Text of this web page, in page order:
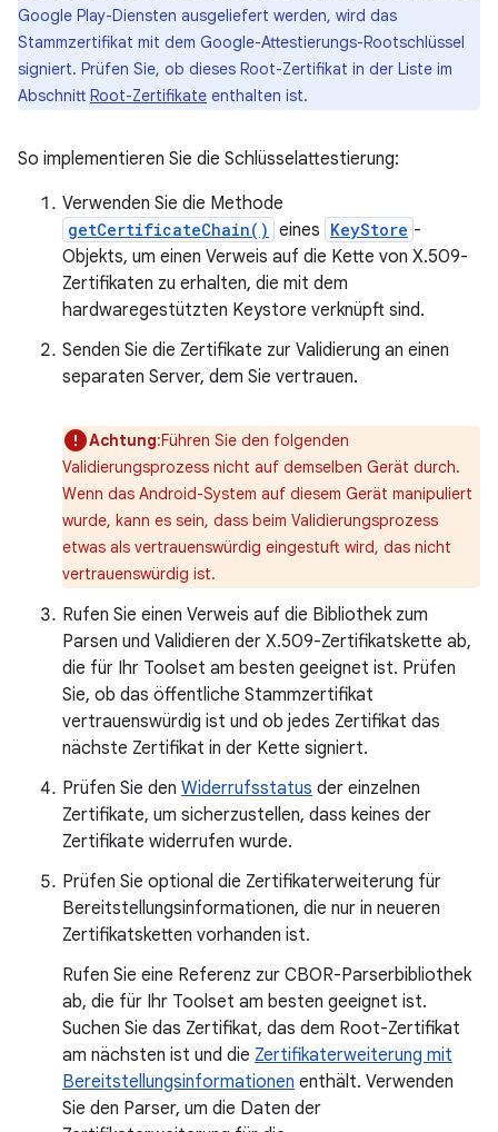
Google Play-Diensten ausgeliefert werden, wird das
Stammzertifikat mit dem Google-Attestierungs-Rootschlüssel
signiert. Prüfen Sie, ob dieses Root-Zertifikat in der Liste im
Abschnitt Root-Zertifikate enthalten ist.
So implementieren Sie die Schlüsselattestierung:
Verwenden Sie die Methode
getCertificateChain() eines KeyStore -
Objekts, um einen Verweis auf die Kette von X.509-
Zertifikaten zu erhalten, die mit dem
hardwaregestützten Keystore verknüpft sind.
Senden Sie die Zertifikate zur Validierung an einen
separaten Server, dem Sie vertrauen.
Achtung:Führen Sie den folgenden
Validierungsprozess nicht auf demselben Gerät durch.
Wenn das Android-System auf diesem Gerät manipuliert
wurde, kann es sein, dass beim Validierungsprozess
etwas als vertrauenswürdig eingestuft wird, das nicht
vertrauenswürdig ist.
Rufen Sie einen Verweis auf die Bibliothek zum
Parsen und Validieren der X.509-Zertifikatskette ab,
die für Ihr Toolset am besten geeignet ist. Prüfen
Sie, ob das öffentliche Stammzertifikat
vertrauenswürdig ist und ob jedes Zertifikat das
nächste Zertifikat in der Kette signiert.
Prüfen Sie den Widerrufsstatus der einzelnen
Zertifikate, um sicherzustellen, dass keines der
Zertifikate widerrufen wurde.
Prüfen Sie optional die Zertifikaterweiterung für
Bereitstellungsinformationen, die nur in neueren
Zertifikatsketten vorhanden ist.
Rufen Sie eine Referenz zur CBOR-Parserbibliothek
ab, die für Ihr Toolset am besten geeignet ist.
Suchen Sie das Zertifikat, das dem Root-Zertifikat
am nächsten ist und die Zertifikaterweiterung mit
Bereitstellungsinformationen enthält. Verwenden
Sie den Parser, um die Daten der